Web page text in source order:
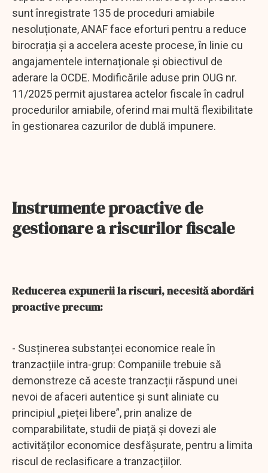
sunt înregistrate 135 de proceduri amiabile
nesoluționate, ANAF face eforturi pentru a reduce
birocrația și a accelera aceste procese, în linie cu
angajamentele internaționale și obiectivul de
aderare la OCDE. Modificările aduse prin OUG nr.
11/2025 permit ajustarea actelor fiscale în cadrul
procedurilor amiabile, oferind mai multă flexibilitate
în gestionarea cazurilor de dublă impunere.
Instrumente proactive de
gestionare a riscurilor fiscale
Reducerea expunerii la riscuri, necesită abordări
proactive precum:
- Susținerea substanței economice reale în
tranzacțiile intra-grup: Companiile trebuie să
demonstreze că aceste tranzacții răspund unei
nevoi de afaceri autentice și sunt aliniate cu
principiul „pieței libere”, prin analize de
comparabilitate, studii de piață și dovezi ale
activităților economice desfășurate, pentru a limita
riscul de reclasificare a tranzacțiilor.